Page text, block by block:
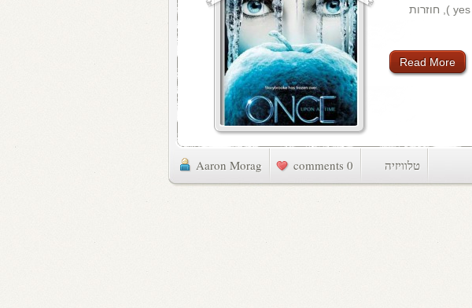
היום הזה (צילום: באדיבות yes ), חוזרות
Read More
Aaron Morag 0 comments טלוויזיה